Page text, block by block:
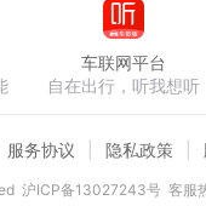
车联网平台
自在出行，听我想听
服务协议 隐私政策
沪ICP备13027243号 客服